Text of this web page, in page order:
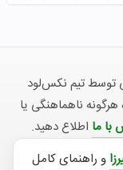
تیم نکس‌لود
ناهماهنگی یا
ما اطلاع دهید.
و راهنمای کامل